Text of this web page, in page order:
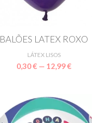
BALÕES LATEX ROXO
LÁTEX LISOS
0,30 € — 12,99 €